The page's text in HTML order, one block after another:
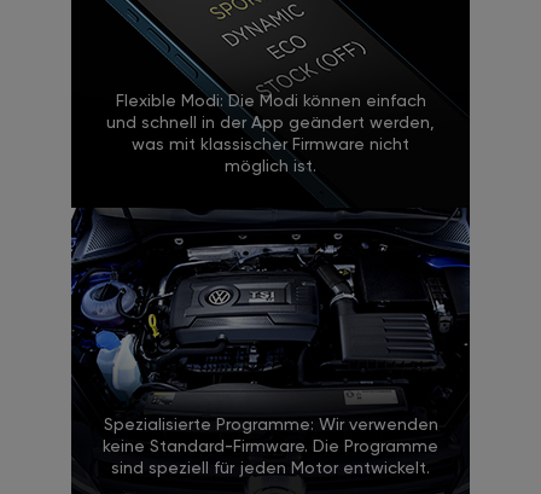
Flexible Modi: Die Modi können einfach
und schnell in der App geändert werden,
was mit klassischer Firmware nicht
möglich ist.
Spezialisierte Programme: Wir verwenden
keine Standard-Firmware. Die Programme
sind speziell für jeden Motor entwickelt.